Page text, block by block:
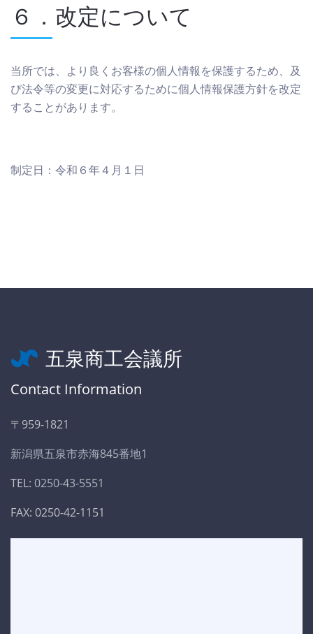
６．改定について
当所では、より良くお客様の個人情報を保護するため、及
び法令等の変更に対応するために個人情報保護方針を改定
することがあります。
制定日：令和６年４月１日
五泉商工会議所
Contact Information
〒959-1821
新潟県五泉市赤海845番地1
TEL: 0250-43-5551
FAX: 0250-42-1151